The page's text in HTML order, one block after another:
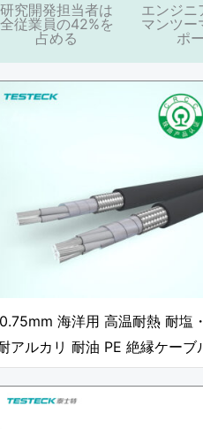
研究開発担当者は
全従業員の42%を
占める
エンジニ
マンツー
ポ
0.75mm 海洋用 高温耐熱 耐塩・
アルカリ 耐油 PE 絶縁ケーブ